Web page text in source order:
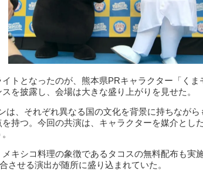
トとなったのが、熊本県PRキャラクター「く
を披露し、会場は大きな盛り上がりを見せた。
は、それぞれ異なる国の文化を背景に持ちなが
持つ。今回の共演は、キャラクターを媒介とし
メキシコ料理の象徴であるタコスの無料配布も実
させる演出が随所に盛り込まれていた。